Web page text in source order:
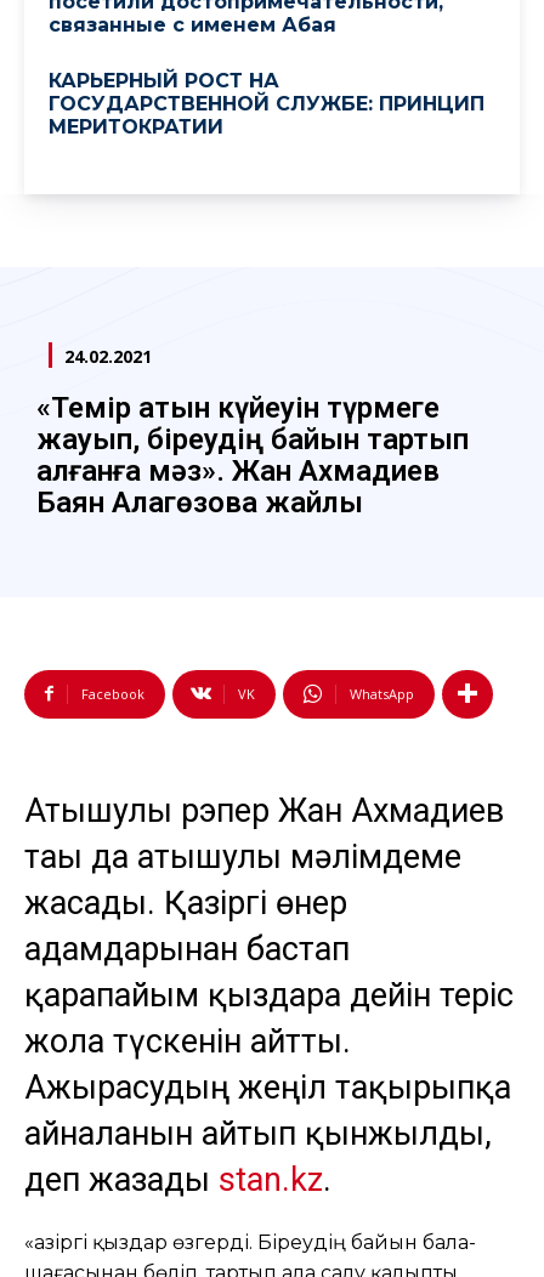
связанные с именем Абая
КАРЬЕРНЫЙ РОСТ НА
ГОСУДАРСТВЕННОЙ СЛУЖБЕ: ПРИНЦИП
МЕРИТОКРАТИИ